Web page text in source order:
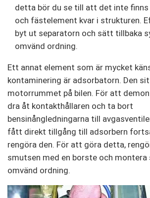
detta bör du se till att det inte finns
och fästelement kvar i strukturen.
byt ut separatorn och sätt tillbaka
omvänd ordning.
Ett annat element som är mycket
kontaminering är adsorbatorn. Den
motorrummet på bilen. För att
dra åt kontakthållaren och ta bort
bensinångledningarna till
fått direkt tillgång till adsorbern
rengöra den. För att göra detta,
smutsen med en borste och
omvänd ordning.